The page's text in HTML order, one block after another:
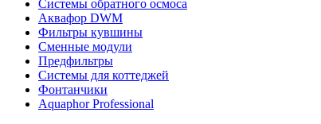
Системы обратного осмоса
Аквафор DWM
Фильтры кувшины
Сменные модули
Предфильтры
Системы для коттеджей
Фонтанчики
Aquaphor Professional